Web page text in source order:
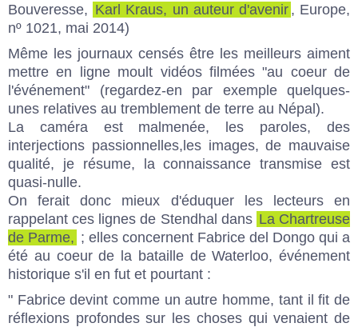
Bouveresse, Karl Kraus, un auteur d'avenir , Europe,
nº 1021, mai 2014)
Même les journaux censés être les meilleurs aiment
mettre en ligne moult vidéos filmées "au coeur de
l'événement" (regardez-en par exemple quelques-
unes relatives au tremblement de terre au Népal).
La caméra est malmenée, les paroles, des
interjections passionnelles,les images, de mauvaise
qualité, je résume, la connaissance transmise est
quasi-nulle.
On ferait donc mieux d'éduquer les lecteurs en
rappelant ces lignes de Stendhal dans La Chartreuse
de Parme, ; elles concernent Fabrice del Dongo qui a
été au coeur de la bataille de Waterloo, événement
historique s'il en fut et pourtant :
" Fabrice devint comme un autre homme, tant il fit de
réflexions profondes sur les choses qui venaient de